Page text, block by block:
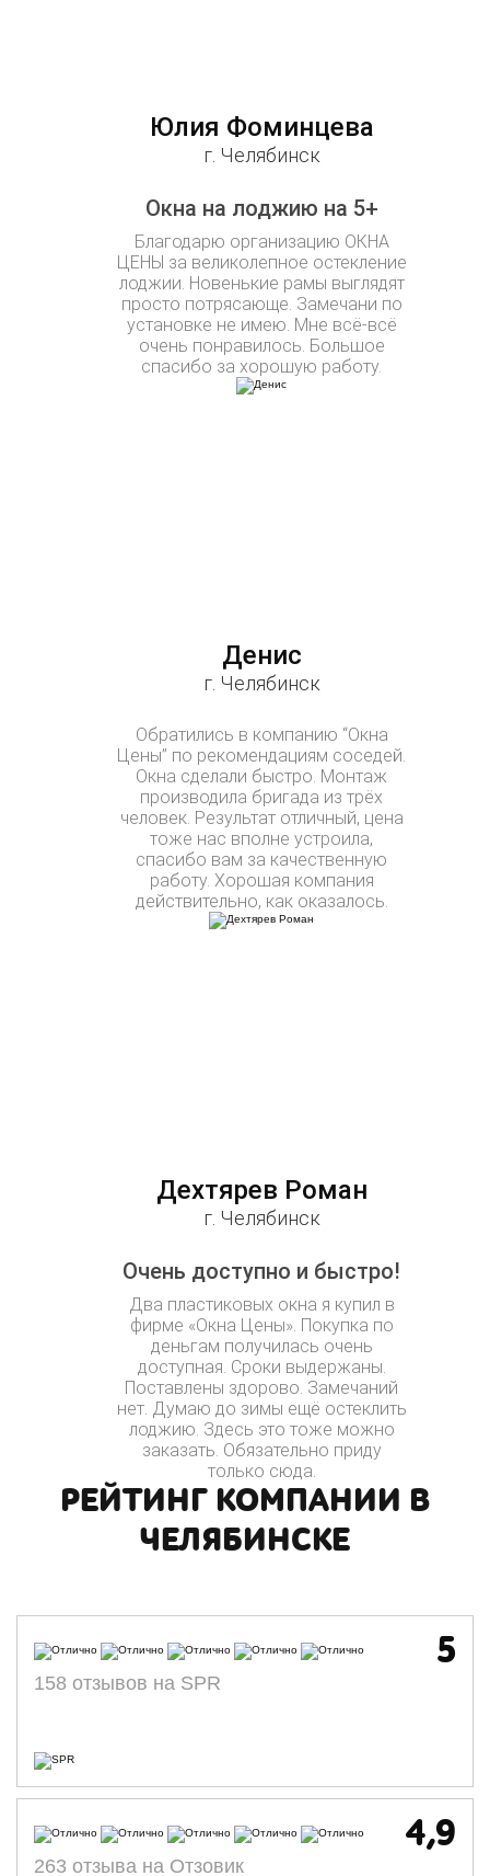
Юлия Фоминцева
г. Челябинск
Окна на лоджию на 5+
Благодарю организацию ОКНА
ЦЕНЫ за великолепное остекление
лоджии. Новенькие рамы выглядят
просто потрясающе. Замечани по
установке не имею. Мне всё-всё
очень понравилось. Большое
спасибо за хорошую работу.
Денис
г. Челябинск
Обратились в компанию “Окна
Цены” по рекомендациям соседей.
Окна сделали быстро. Монтаж
производила бригада из трёх
человек. Результат отличный, цена
тоже нас вполне устроила,
спасибо вам за качественную
работу. Хорошая компания
действительно, как оказалось.
Дехтярев Роман
г. Челябинск
Очень доступно и быстро!
Два пластиковых окна я купил в
фирме «Окна Цены». Покупка по
деньгам получилась очень
доступная. Сроки выдержаны.
Поставлены здорово. Замечаний
нет. Думаю до зимы ещё остеклить
лоджию. Здесь это тоже можно
заказать. Обязательно приду
только сюда.
РЕЙТИНГ КОМПАНИИ В
ЧЕЛЯБИНСКЕ
5
158 отзывов на SPR
4,9
263 отзыва на Отзовик